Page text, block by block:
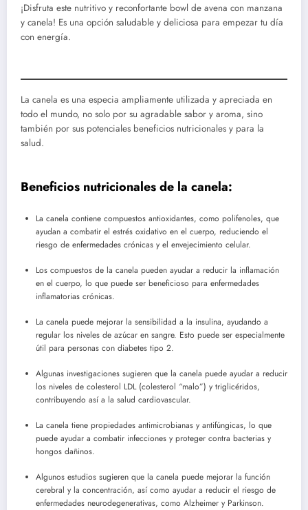
¡Disfruta este nutritivo y reconfortante bowl de avena con manzana
y canela! Es una opción saludable y deliciosa para empezar tu día
con energía.
La canela es una especia ampliamente utilizada y apreciada en
todo el mundo, no solo por su agradable sabor y aroma, sino
también por sus potenciales beneficios nutricionales y para la
salud.
Beneficios nutricionales de la canela:
La canela contiene compuestos antioxidantes, como polifenoles, que
ayudan a combatir el estrés oxidativo en el cuerpo, reduciendo el
riesgo de enfermedades crónicas y el envejecimiento celular.
Los compuestos de la canela pueden ayudar a reducir la inflamación
en el cuerpo, lo que puede ser beneficioso para enfermedades
inflamatorias crónicas.
La canela puede mejorar la sensibilidad a la insulina, ayudando a
regular los niveles de azúcar en sangre. Esto puede ser especialmente
útil para personas con diabetes tipo 2.
Algunas investigaciones sugieren que la canela puede ayudar a reducir
los niveles de colesterol LDL (colesterol “malo”) y triglicéridos,
contribuyendo así a la salud cardiovascular.
La canela tiene propiedades antimicrobianas y antifúngicas, lo que
puede ayudar a combatir infecciones y proteger contra bacterias y
hongos dañinos.
Algunos estudios sugieren que la canela puede mejorar la función
cerebral y la concentración, así como ayudar a reducir el riesgo de
enfermedades neurodegenerativas, como Alzheimer y Parkinson.